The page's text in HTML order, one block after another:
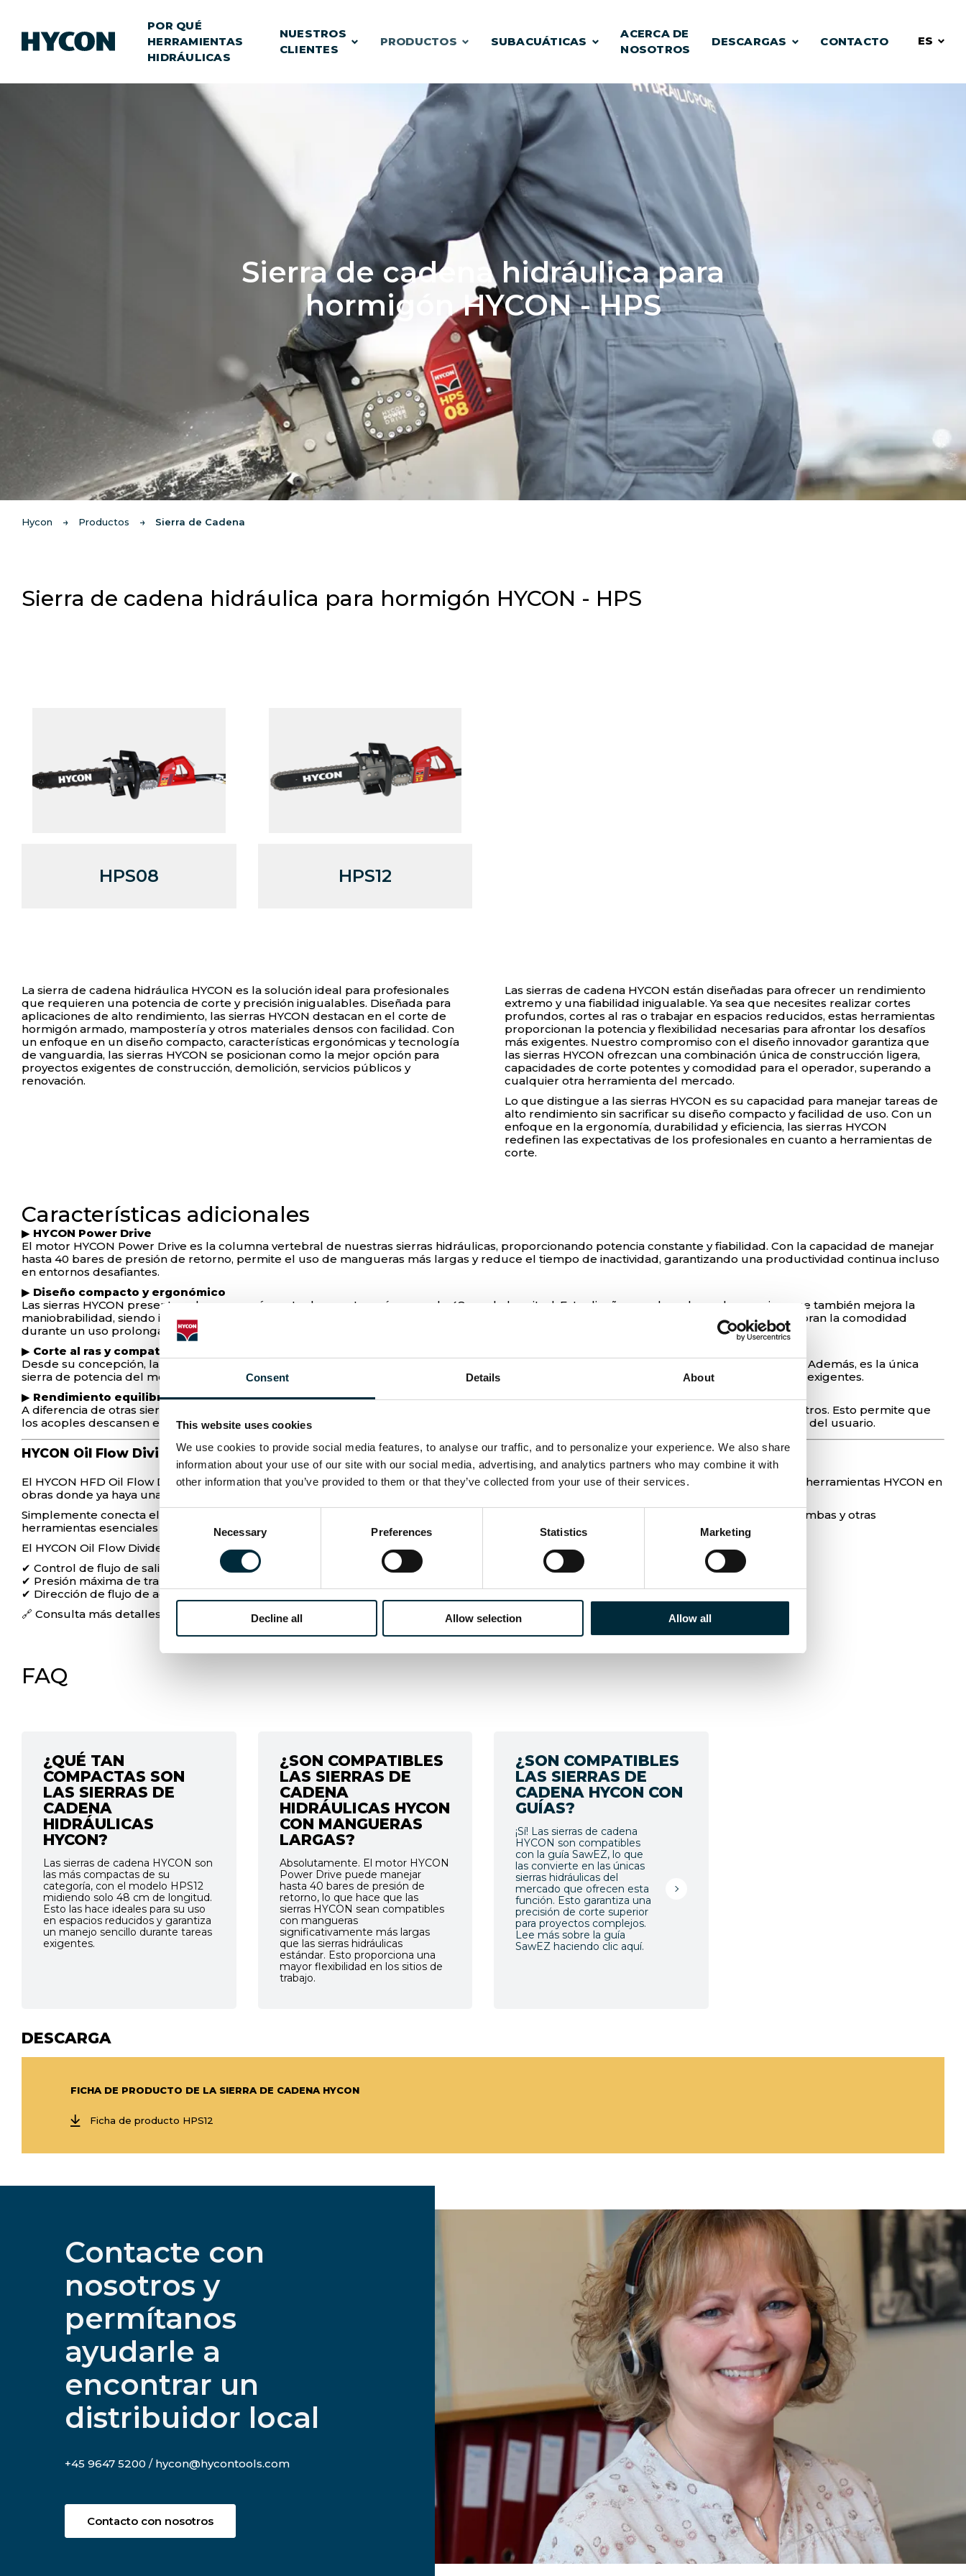
Consent Details About
This website uses cookies
We use cookies to provide social media features, to analyse our traffic, and to personalize your experience. We also share
information about your use of our site with our social media, advertising, and analytics partners who may combine it with
other information that you’ve provided to them or that they’ve collected from your use of their services.
Necessary Preferences Statistics Marketing
Decline all Allow selection Allow all
POR QUÉ
HERRAMIENTAS
HIDRÁULICAS
NUESTROS
CLIENTES
PRODUCTOS SUBACUÁTICAS
ACERCA DE
NOSOTROS
DESCARGAS CONTACTO ES
Sierra de cadena hidráulica para
hormigón HYCON - HPS
Hycon Productos Sierra de Cadena
Sierra de cadena hidráulica para hormigón HYCON - HPS
HPS08 HPS12
La sierra de cadena hidráulica HYCON es la solución ideal para profesionales
que requieren una potencia de corte y precisión inigualables. Diseñada para
aplicaciones de alto rendimiento, las sierras HYCON destacan en el corte de
hormigón armado, mampostería y otros materiales densos con facilidad. Con
un enfoque en un diseño compacto, características ergonómicas y tecnología
de vanguardia, las sierras HYCON se posicionan como la mejor opción para
proyectos exigentes de construcción, demolición, servicios públicos y
renovación.
Las sierras de cadena HYCON están diseñadas para ofrecer un rendimiento
extremo y una fiabilidad inigualable. Ya sea que necesites realizar cortes
profundos, cortes al ras o trabajar en espacios reducidos, estas herramientas
proporcionan la potencia y flexibilidad necesarias para afrontar los desafíos
más exigentes. Nuestro compromiso con el diseño innovador garantiza que
las sierras HYCON ofrezcan una combinación única de construcción ligera,
capacidades de corte potentes y comodidad para el operador, superando a
cualquier otra herramienta del mercado.
Lo que distingue a las sierras HYCON es su capacidad para manejar tareas de
alto rendimiento sin sacrificar su diseño compacto y facilidad de uso. Con un
enfoque en la ergonomía, durabilidad y eficiencia, las sierras HYCON
redefinen las expectativas de los profesionales en cuanto a herramientas de
corte.
Características adicionales
▶ HYCON Power Drive
El motor HYCON Power Drive es la columna vertebral de nuestras sierras hidráulicas, proporcionando potencia constante y fiabilidad. Con la capacidad de manejar
hasta 40 bares de presión de retorno, permite el uso de mangueras más largas y reduce el tiempo de inactividad, garantizando una productividad continua incluso
en entornos desafiantes.
▶ Diseño compacto y ergonómico
Las sierras HYCON presentan el cuerpo más corto de su categoría, con solo 48 cm de longitud. Este diseño no solo reduce el peso, sino que también mejora la
maniobrabilidad, siendo ideal para espacios reducidos y cortes precisos. Además, las empuñaduras de plástico moldeado ergonómico mejoran la comodidad
durante un uso prolongado.
▶ Corte al ras y compatibilidad con guías
Desde su concepción, la sierra HYCON está diseñada para cortes al ras, permitiendo cortes limpios y precisos sin modificaciones adicionales. Además, es la única
sierra de potencia del mercado que se integra perfectamente con la
SAWEZ GUIDE RAIL
, proporcionando una precisión sin igual en cortes exigentes.
▶ Rendimiento equilibrado con latiguillos largos
A diferencia de otras sierras cuya estabilidad se ve afectada por latiguillos cortos, las sierras HYCON están equipadas con
atiguillos de 2 metros. Esto permite que
los acoples descansen en el suelo, eliminando peso innecesario y mejorando el equilibrio general de la herramienta para mayor comodidad del usuario.
HYCON Oil Flow Divider - HFD
El HYCON HFD Oil Flow Divider elimina la necesidad de generadores hidráulicos independientes y es la solución ideal para operar todas las herramientas HYCON en
obras donde ya haya una máquina hidráulica en uso, como una retroexcavadora, minicargadora o miniexcavadora.
Simplemente conecta el HFD preconfigurado a la salida hidráulica (PTO) y garantiza el caudal, presión y dirección correctos para sierras, bombas y otras
herramientas esenciales en el sitio de trabajo.
El HYCON Oil Flow Divider integra tres funciones clave:
✔ Control de flujo de salida mediante una válvula reguladora de caudal incorporada.
✔ Presión máxima de trabajo garantizada por una válvula de alivio de presión.
✔ Dirección de flujo de aceite correcta, asegurada por una válvula de retención.
🔗 Consulta más detalles sobre el HFD Oil Flow Divider
FAQ
¿QUÉ TAN
COMPACTAS SON
LAS SIERRAS DE
CADENA
HIDRÁULICAS
HYCON?
Las sierras de cadena HYCON son
las más compactas de su
categoría, con el modelo HPS12
midiendo solo 48 cm de longitud.
Esto las hace ideales para su uso
en espacios reducidos y garantiza
un manejo sencillo durante tareas
exigentes.
¿SON COMPATIBLES
LAS SIERRAS DE
CADENA
HIDRÁULICAS HYCON
CON MANGUERAS
LARGAS?
Absolutamente. El motor HYCON
Power Drive puede manejar
hasta 40 bares de presión de
retorno, lo que hace que las
sierras HYCON sean compatibles
con mangueras
significativamente más largas
que las sierras hidráulicas
estándar. Esto proporciona una
mayor flexibilidad en los sitios de
trabajo.
¿SON COMPATIBLES
LAS SIERRAS DE
CADENA HYCON CON
GUÍAS?
¡Sí! Las sierras de cadena
HYCON son compatibles
con la guía SawEZ, lo que
las convierte en las únicas
sierras hidráulicas del
mercado que ofrecen esta
función. Esto garantiza una
precisión de corte superior
para proyectos complejos.
Lee más sobre la guía
SawEZ haciendo clic aquí.
DESCARGA
FICHA DE PRODUCTO DE LA SIERRA DE CADENA HYCON
Ficha de producto HPS12
Contacte con
nosotros y
permítanos
ayudarle a
encontrar un
distribuidor local
+45 9647 5200 / hycon@hycontools.com
Contacto con nosotros